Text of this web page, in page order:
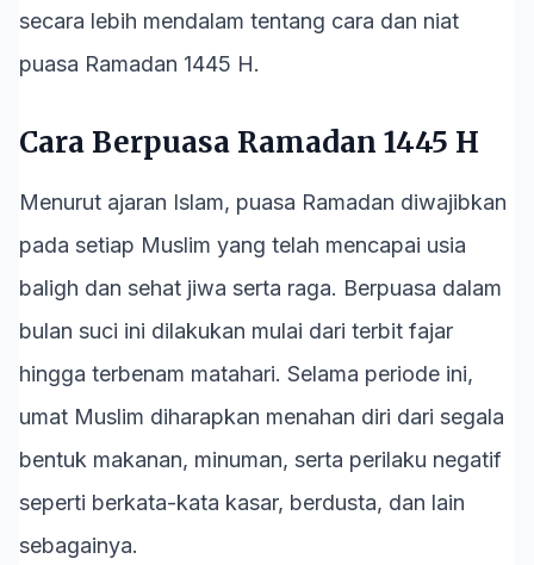
secara lebih mendalam tentang cara dan niat
puasa Ramadan 1445 H.
Cara Berpuasa Ramadan 1445 H
Menurut ajaran Islam, puasa Ramadan diwajibkan
pada setiap Muslim yang telah mencapai usia
baligh dan sehat jiwa serta raga. Berpuasa dalam
bulan suci ini dilakukan mulai dari terbit fajar
hingga terbenam matahari. Selama periode ini,
umat Muslim diharapkan menahan diri dari segala
bentuk makanan, minuman, serta perilaku negatif
seperti berkata-kata kasar, berdusta, dan lain
sebagainya.